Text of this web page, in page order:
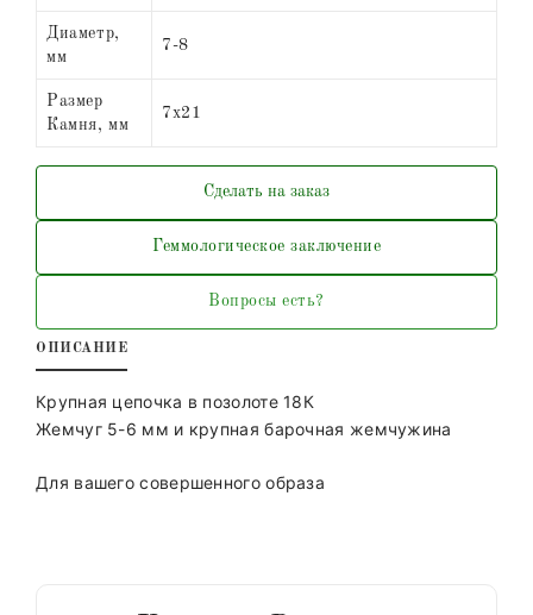
Диаметр,
мм
7-8
Размер
Камня, мм
7х21
Сделать на заказ
Геммологическое заключение
Вопросы есть?
ОПИСАНИЕ
Крупная цепочка в позолоте 18К
Жемчуг 5-6 мм и крупная барочная жемчужина
Для вашего совершенного образа